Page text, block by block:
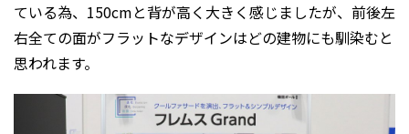
ている為、150cmと背が高く大きく感じましたが、前後左
右全ての面がフラットなデザインはどの建物にも馴染むと
思われます。